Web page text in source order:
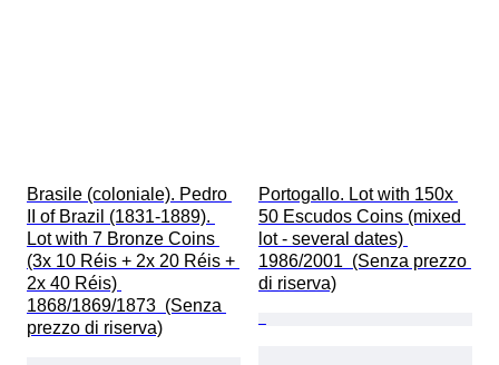
Brasile (coloniale). Pedro
II of Brazil (1831-1889).
Lot with 7 Bronze Coins
(3x 10 Réis + 2x 20 Réis +
2x 40 Réis)
1868/1869/1873  (Senza
prezzo di riserva)
Portogallo. Lot with 150x
50 Escudos Coins (mixed
lot - several dates)
1986/2001  (Senza prezzo
di riserva)